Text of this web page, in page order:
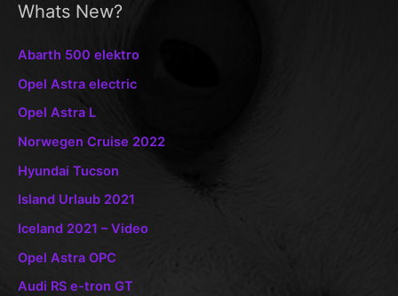
Whats New?
Abarth 500 elektro
Opel Astra electric
Opel Astra L
Norwegen Cruise 2022
Hyundai Tucson
Island Urlaub 2021
Iceland 2021 – Video
Opel Astra OPC
Audi RS e-tron GT